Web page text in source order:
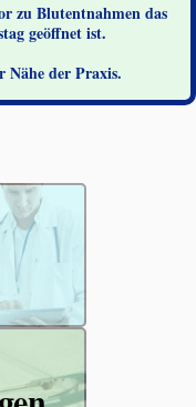
zu Blutentnahmen das
geöffnet ist.
Nähe der Praxis.